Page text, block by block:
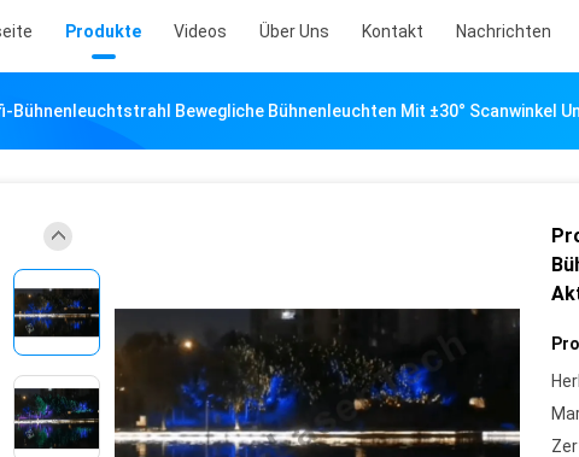
Produkte Videos Über Uns Kontakt Nachrichten
Bühnenleuchtstrahl Bewegliche Bühnenleuchten Mit ±30° Scanwinkel